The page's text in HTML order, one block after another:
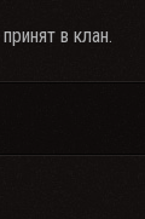
принят в клан.